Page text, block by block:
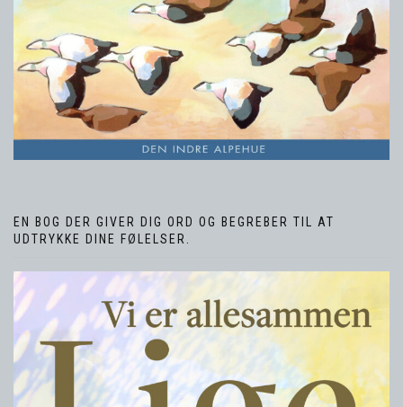
EN BOG DER GIVER DIG ORD OG BEGREBER TIL AT
UDTRYKKE DINE FØLELSER.